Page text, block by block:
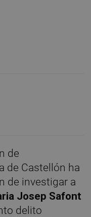
de
de Castellón ha
de investigar a
Josep Safont
delito